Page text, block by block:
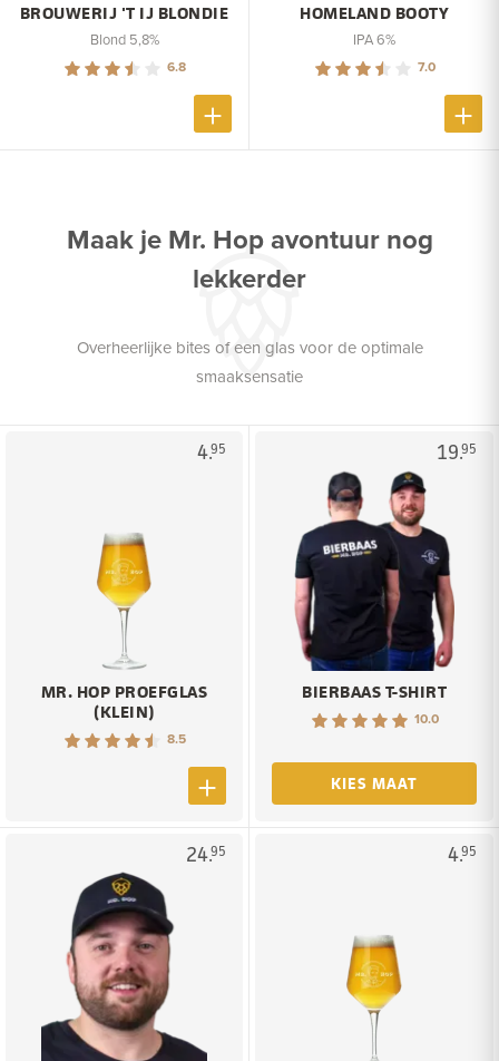
BROUWERIJ 'T IJ BLONDIE
Blond 5,8%
6.8
HOMELAND BOOTY
IPA 6%
7.0
Maak je Mr. Hop avontuur nog
lekkerder
Overheerlijke bites of een glas voor de optimale
smaaksensatie
4.95
MR. HOP PROEFGLAS
(KLEIN)
8.5
19.95
BIERBAAS T-SHIRT
10.0
KIES MAAT
24.95 4.95